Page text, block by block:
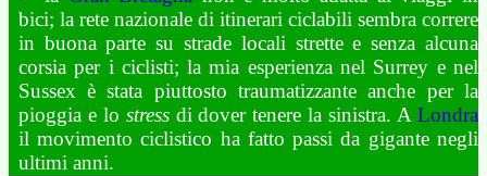
bici; la rete nazionale di itinerari ciclabili sembra correre
in buona parte su strade locali strette e senza alcuna
corsia per i ciclisti; la mia esperienza nel Surrey e nel
Sussex è stata piuttosto traumatizzante anche per la
pioggia e lo stressdi dover tenere la sinistra. ALondra
il movimento ciclistico ha fatto passi da gigante negli
ultimi anni.